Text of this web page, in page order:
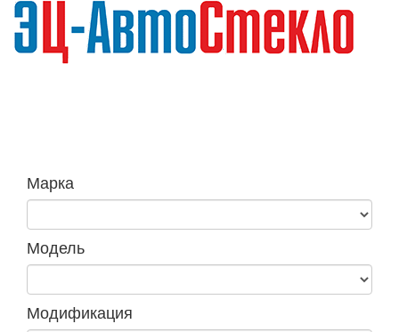
Марка
Модель
Модификация